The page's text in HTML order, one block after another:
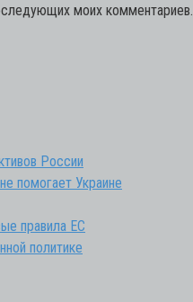
моих комментариев.
России
помогает Украине
правила ЕС
политике